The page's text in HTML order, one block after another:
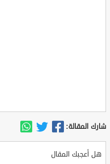
شارك المقالة:
هل أعجبك المقال